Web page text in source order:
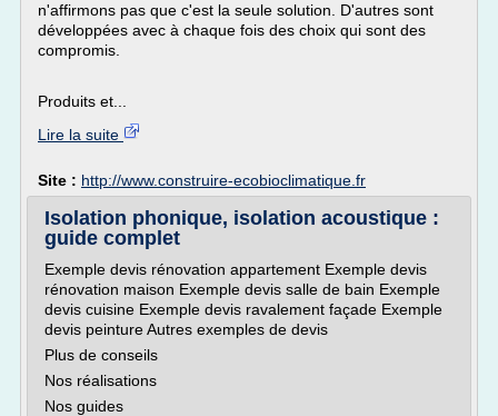
n'affirmons pas que c'est la seule solution. D'autres sont
développées avec à chaque fois des choix qui sont des
compromis.
Produits et...
Lire la suite
Site : http://www.construire-ecobioclimatique.fr
Isolation phonique, isolation acoustique :
guide complet
Exemple devis rénovation appartement Exemple devis
rénovation maison Exemple devis salle de bain Exemple
devis cuisine Exemple devis ravalement façade Exemple
devis peinture Autres exemples de devis
Plus de conseils
Nos réalisations
Nos guides